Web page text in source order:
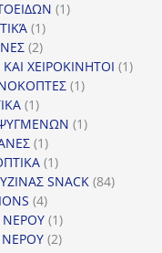
προϊόν
11
11
προϊόν
22
προϊόντα
ΧΕΙΡΟΚΙΝΗΤΟΙ 11
11
11
προϊόν11
11
προϊόν
11
προϊόν
SNACK 8484
44
προϊόντα
ΝΕΡΟΥ 11
προϊόν
ΝΕΡΟΥ 22